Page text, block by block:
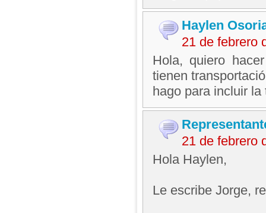
Haylen
21 de febrero
Hola, quiero
tienen
hago para incluir
21 de febrero
Hola Haylen,
Le escribe Jorge,